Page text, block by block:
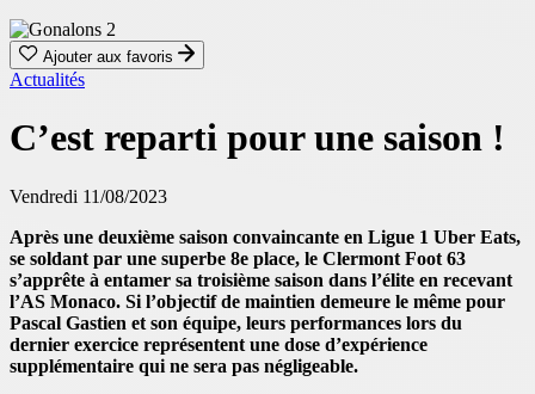
Ajouter aux favoris
Actualités
C’est reparti pour une saison !
Vendredi 11/08/2023
Après une deuxième saison convaincante en Ligue 1 Uber Eats,
se soldant par une superbe 8e place, le Clermont Foot 63
s’apprête à entamer sa troisième saison dans l’élite en recevant
l’AS Monaco. Si l’objectif de maintien demeure le même pour
Pascal Gastien et son équipe, leurs performances lors du
dernier exercice représentent une dose d’expérience
supplémentaire qui ne sera pas négligeable.